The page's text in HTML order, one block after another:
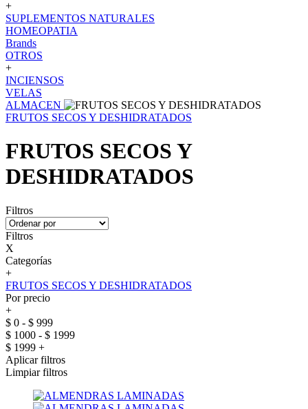
+
SUPLEMENTOS NATURALES
HOMEOPATIA
Brands
OTROS
+
INCIENSOS
VELAS
ALMACEN
FRUTOS SECOS Y DESHIDRATADOS
FRUTOS SECOS Y
DESHIDRATADOS
Filtros
Filtros
X
Categorías
+
FRUTOS SECOS Y DESHIDRATADOS
Por precio
+
$ 0 - $ 999
$ 1000 - $ 1999
$ 1999 +
Aplicar filtros
Limpiar filtros